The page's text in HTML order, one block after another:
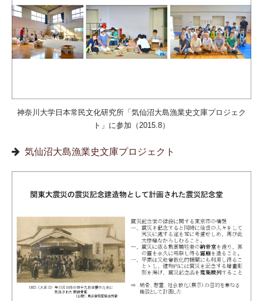
神奈川大学日本常民文化研究所「気仙沼大島漁業史文庫プロジェク
ト」に参加（2015.8）
気仙沼大島漁業史文庫プロジェクト